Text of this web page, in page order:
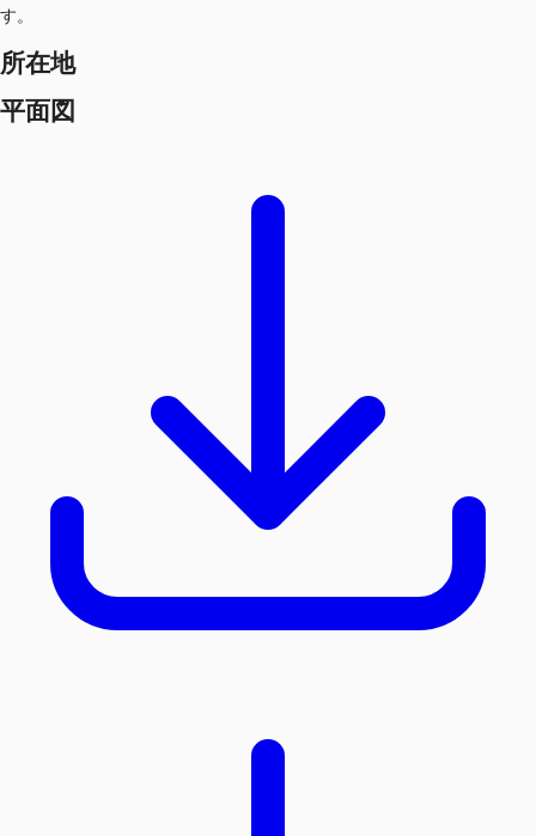
す。
所在地
平面図